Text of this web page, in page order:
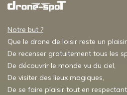
Notre but ?
Que le drone de loisir reste un
De recenser gratuitement tous les
De découvrir le monde vu du ciel,
De visiter des lieux magiques,
De se faire plaisir tout en